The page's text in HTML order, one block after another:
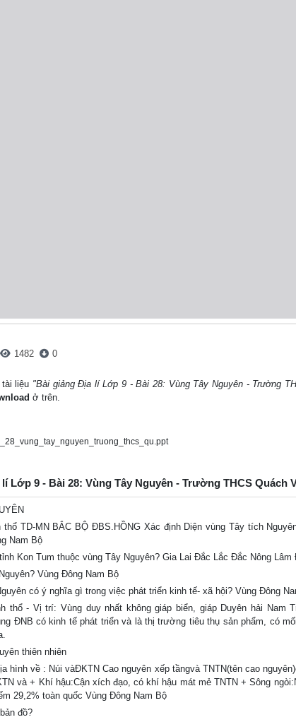
1482 0
liệu "Bài giảng Địa lí Lớp 9 - Bài 28: Vùng Tây Nguyên - Trường
ở trên.
Lớp 9 - Bài 28: Vùng Tây Nguyên - Trường THCS Quách
TD-MN BẮC BỘ ĐBS.HỒNG Xác định Diện vùng Tây tích
Nam Bộ
Kon Tum thuộc vùng Tây Nguyên? Gia Lai Đắc Lắc Đắc Nông Lâm
Vùng Đông Nam Bộ
có ý nghĩa gì trong việc phát triển kinh tế- xã hội? Vùng Đông
thổ - Vị trí: Vùng duy nhất không giáp biển, giáp Duyên hải Nam
ĐNB có kinh tế phát triển và là thị trường tiêu thụ sản phẩm, có
thiên nhiên
hình về : Núi vàĐKTN Cao nguyên xếp tầngvà TNTN(tên cao
và + Khí hậu:Cận xích đạo, có khí hậu mát mẻ TNTN + Sông
29,2% toàn quốc Vùng Đông Nam Bộ
đồ?